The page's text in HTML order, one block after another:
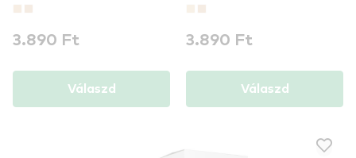
3.890 Ft
Válaszd
3.890 Ft
Válaszd